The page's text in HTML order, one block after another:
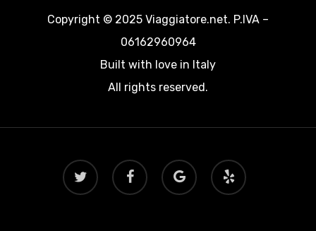
Copyright © 2025 Viaggiatore.net. P.IVA –
06162960964
Built with love in Italy
All rights reserved.
twitter facebook
google-
plus
yelp